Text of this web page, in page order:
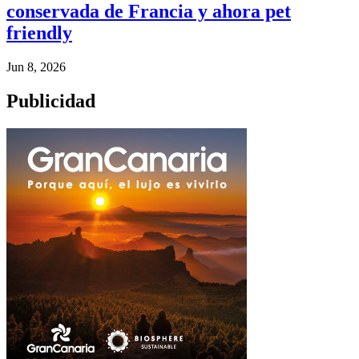
conservada de Francia y ahora pet
friendly
Jun 8, 2026
Publicidad